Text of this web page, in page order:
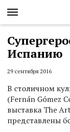
Испанию
29 сентября 2016
В столичном
(Fernán Gómez
выставка The
представлены